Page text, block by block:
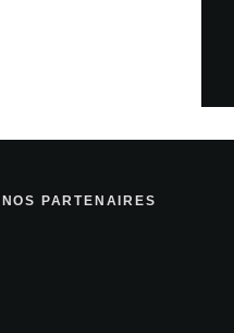
NOS PARTENAIRES